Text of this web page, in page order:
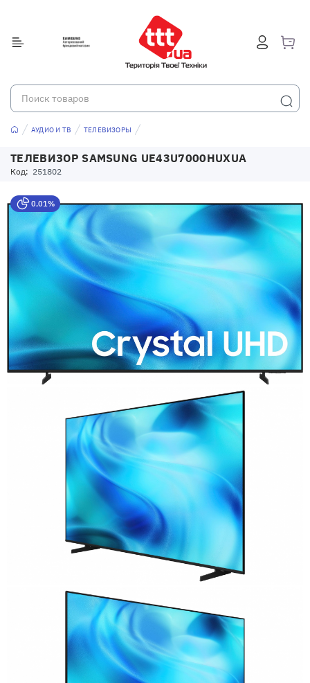
АУДИО И ТВ ТЕЛЕВИЗОРЫ
ТЕЛЕВИЗОР SAMSUNG UE43U7000HUXUA
Код: 251802
0,01%